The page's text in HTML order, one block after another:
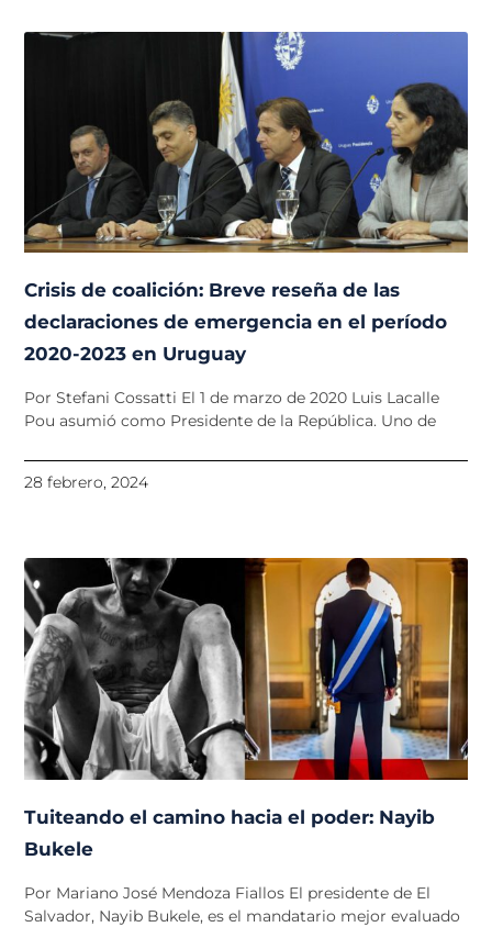
Crisis de coalición: Breve reseña de las
declaraciones de emergencia en el período
2020-2023 en Uruguay
Por Stefani Cossatti El 1 de marzo de 2020 Luis Lacalle
Pou asumió como Presidente de la República. Uno de
28 febrero, 2024
Tuiteando el camino hacia el poder: Nayib
Bukele
Por Mariano José Mendoza Fiallos El presidente de El
Salvador, Nayib Bukele, es el mandatario mejor evaluado